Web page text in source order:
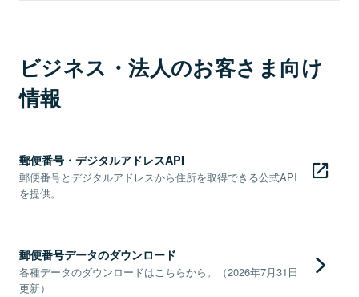
ビジネス・法人のお客さま向け
情報
郵便番号・デジタルアドレスAPI
郵便番号とデジタルアドレスから住所を取得できる公式API
を提供。
郵便番号データのダウンロード
各種データのダウンロードはこちらから。（2026年7月31日
更新）